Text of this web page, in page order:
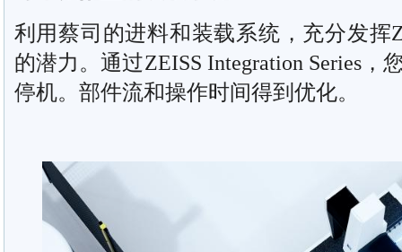
利用蔡司的进料和装载系统，充分发挥
的潜力。通过ZEISS Integration Series
停机。部件流和操作时间得到优化。